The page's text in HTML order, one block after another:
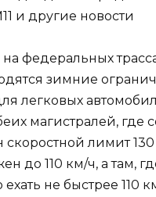
федеральных
зимние
легковых
магистралей, где
скоростной лимит
до 110 км/ч, а там,
не быстрее 110